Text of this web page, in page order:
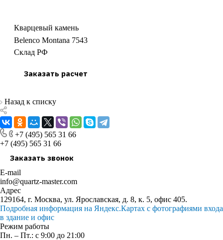
Кварцевый камень
Belenco Montana 7543
Склад РФ
Заказать расчет
Назад к списку
+7 (495) 565 31 66
+7 (495) 565 31 66
Заказать звонок
E-mail
info@quartz-master.com
Адрес
129164, г. Москва, ул. Ярославская, д. 8, к. 5, офис 405.
Подробная информация на Яндекс.Картах с фотографиями входа
в здание и офис
Режим работы
Пн. – Пт.: с 9:00 до 21:00